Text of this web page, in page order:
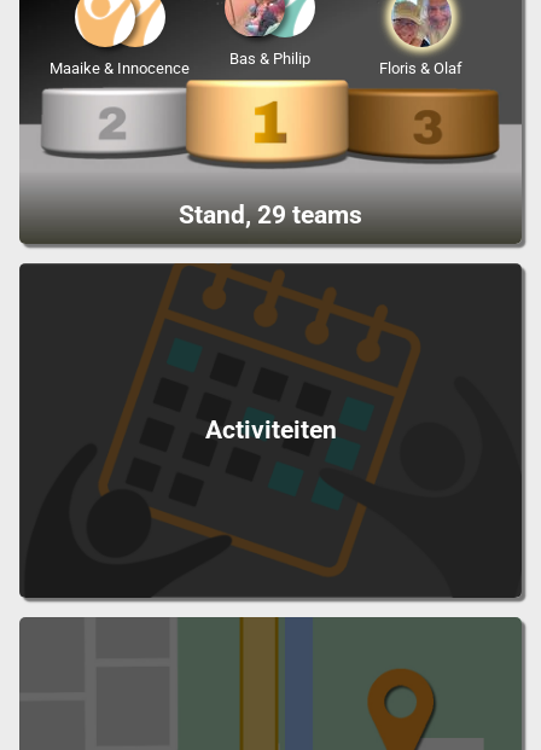
Stand, 29 teams
Bas & Philip
Maaike & Innocence Floris & Olaf
Activiteiten